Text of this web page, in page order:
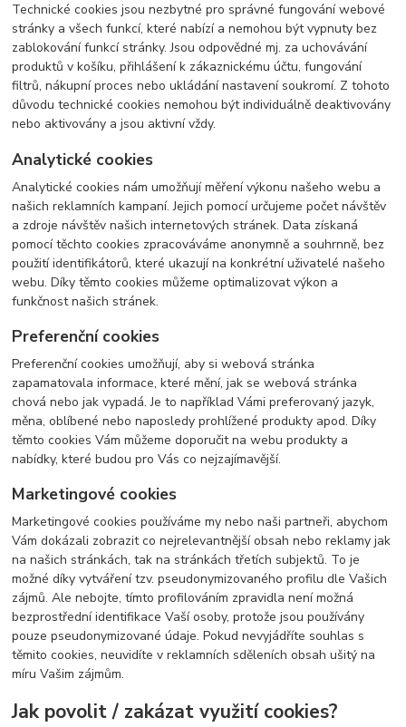
Technické cookies jsou nezbytné pro správné fungování webové
stránky a všech funkcí, které nabízí a nemohou být vypnuty bez
zablokování funkcí stránky. Jsou odpovědné mj. za uchovávání
produktů v košíku, přihlášení k zákaznickému účtu, fungování
filtrů, nákupní proces nebo ukládání nastavení soukromí. Z tohoto
důvodu technické cookies nemohou být individuálně deaktivovány
nebo aktivovány a jsou aktivní vždy.
Analytické cookies
Analytické cookies nám umožňují měření výkonu našeho webu a
našich reklamních kampaní. Jejich pomocí určujeme počet návštěv
a zdroje návštěv našich internetových stránek. Data získaná
pomocí těchto cookies zpracováváme anonymně a souhrnně, bez
použití identifikátorů, které ukazují na konkrétní uživatelé našeho
webu. Díky těmto cookies můžeme optimalizovat výkon a
funkčnost našich stránek.
Preferenční cookies
Preferenční cookies umožňují, aby si webová stránka
zapamatovala informace, které mění, jak se webová stránka
chová nebo jak vypadá. Je to například Vámi preferovaný jazyk,
měna, oblíbené nebo naposledy prohlížené produkty apod. Díky
těmto cookies Vám můžeme doporučit na webu produkty a
nabídky, které budou pro Vás co nejzajímavější.
Marketingové cookies
Marketingové cookies používáme my nebo naši partneři, abychom
Vám dokázali zobrazit co nejrelevantnější obsah nebo reklamy jak
na našich stránkách, tak na stránkách třetích subjektů. To je
možné díky vytváření tzv. pseudonymizovaného profilu dle Vašich
zájmů. Ale nebojte, tímto profilováním zpravidla není možná
bezprostřední identifikace Vaší osoby, protože jsou používány
pouze pseudonymizované údaje. Pokud nevyjádříte souhlas s
těmito cookies, neuvidíte v reklamních sděleních obsah ušitý na
míru Vašim zájmům.
Jak povolit / zakázat využití cookies?